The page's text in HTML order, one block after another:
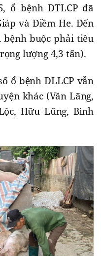
ổ bệnh DTLCP đã
và Điềm He. Đến
buộc phải tiêu
lượng 4,3 tấn).
ổ bệnh DLLCP vẫn
khác (Văn Lãng,
Hữu Lũng, Bình